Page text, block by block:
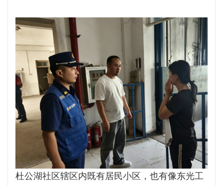
杜公湖社区辖区内既有居民小区，也有像东光工